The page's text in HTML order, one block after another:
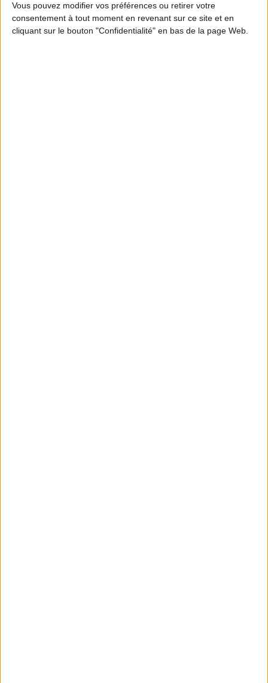
Vous pouvez modifier vos préférences ou retirer votre
consentement à tout moment en revenant sur ce site et en
cliquant sur le bouton "Confidentialité" en bas de la page Web.